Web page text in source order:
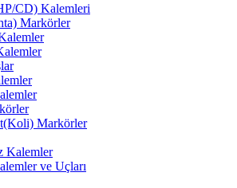
CD) Kalemleri
Markörler
Markörler
Kalemler
ve Uçları